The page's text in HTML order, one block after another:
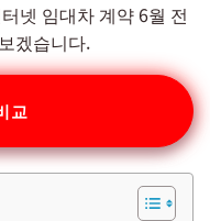
넷 임대차 계약 6월 전
겠습니다.
교